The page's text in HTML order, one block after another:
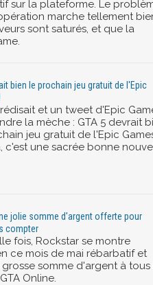
sur la plateforme. Le
marche tellement
sont saturés, et que la
bien le prochain jeu gratuit de l'Epic
et un tweet d'Epic
la mèche : GTA 5 devrait
jeu gratuit de l'Epic
c'est une sacrée bonne
jolie somme d'argent offerte pour
compter
fois, Rockstar se montre
ce mois de mai rébarbatif et
somme d'argent à tous
Online.